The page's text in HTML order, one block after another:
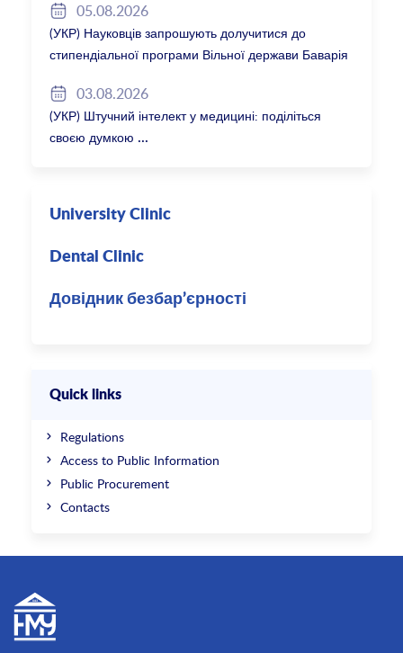
05.08.2026
(УКР) Науковців запрошують долучитися до
стипендіальної програми Вільної держави Баварія
03.08.2026
(УКР) Штучний інтелект у медицині: поділіться
своєю думкою
University Clinic
Dental Clinic
Довідник безбар’єрності
Quick links
Regulations
Access to Public Information
Public Procurement
Contacts